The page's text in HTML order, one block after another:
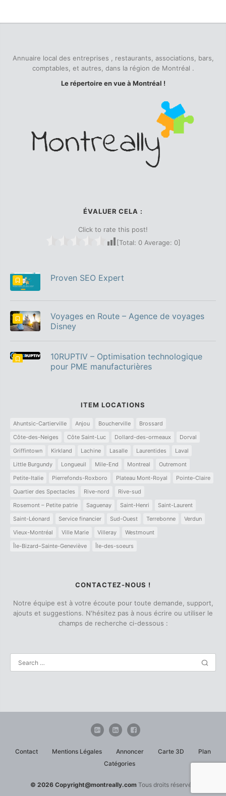
Annuaire local des entreprises , restaurants, associations, bars,
comptables, et autres, dans la région de Montréal .
Le répertoire en vue à Montréal !
ÉVALUER CELA :
Click to rate this post!
[Total: 0Average: 0]
Proven SEO Expert
Voyages en Route – Agence de voyages
Disney
10RUPTIV – Optimisation technologique
pour PME manufacturières
ITEM LOCATIONS
Ahuntsic-Cartierville Anjou Boucherville
Brossard
Côte-des-Neiges
Côte Saint-Luc Dollard-des-ormeaux
Dorval
Griffintown
Kirkland Lachine Lasalle Laurentides
Laval
Little Burgundy
Longueuil Mile-End Montreal
Outremont
Petite-Italie
Pierrefonds-Roxboro Plateau Mont-Royal
Pointe-Claire
Quartier des Spectacles
Rive-nord
Rive-sud
Rosemont – Petite patrie
Saguenay Saint-Henri
Saint-Laurent
Saint-Léonard
Service financier Sud-Ouest Terrebonne
Verdun
Vieux-Montréal
Ville Marie Villeray
Westmount
Île-Bizard–Sainte-Geneviève
Île-des-soeurs
CONTACTEZ-NOUS !
Notre équipe est à votre écoute pour toute demande, support,
ajouts et suggestions. N'hésitez pas à nous écrire ou utiliser le
champs de recherche ci-dessous :
Contact Mentions Légales Annoncer Carte 3D
Plan
Catégories
© 2026 Copyright@montreally.comTous droits réservés.